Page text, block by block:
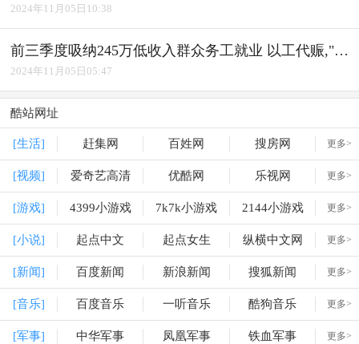
2024年11月05日10:38
前三季度吸纳245万低收入群众务工就业 以工代赈,"赈"出实效
2024年11月05日05:47
酷站网址
[生活] 赶集网 百姓网 搜房网 更多>
[视频] 爱奇艺高清 优酷网 乐视网 更多>
[游戏] 4399小游戏 7k7k小游戏 2144小游戏 更多>
[小说] 起点中文 起点女生 纵横中文网 更多>
[新闻] 百度新闻 新浪新闻 搜狐新闻 更多>
[音乐] 百度音乐 一听音乐 酷狗音乐 更多>
[军事] 中华军事 凤凰军事 铁血军事 更多>